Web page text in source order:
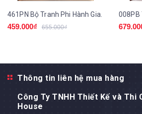
461PN Bộ Tranh Phi Hành Gia.
459.000₫ 655.000₫
Thông tin liên hệ mua hàng
Công Ty TNHH Thiết Kế và Thi
House